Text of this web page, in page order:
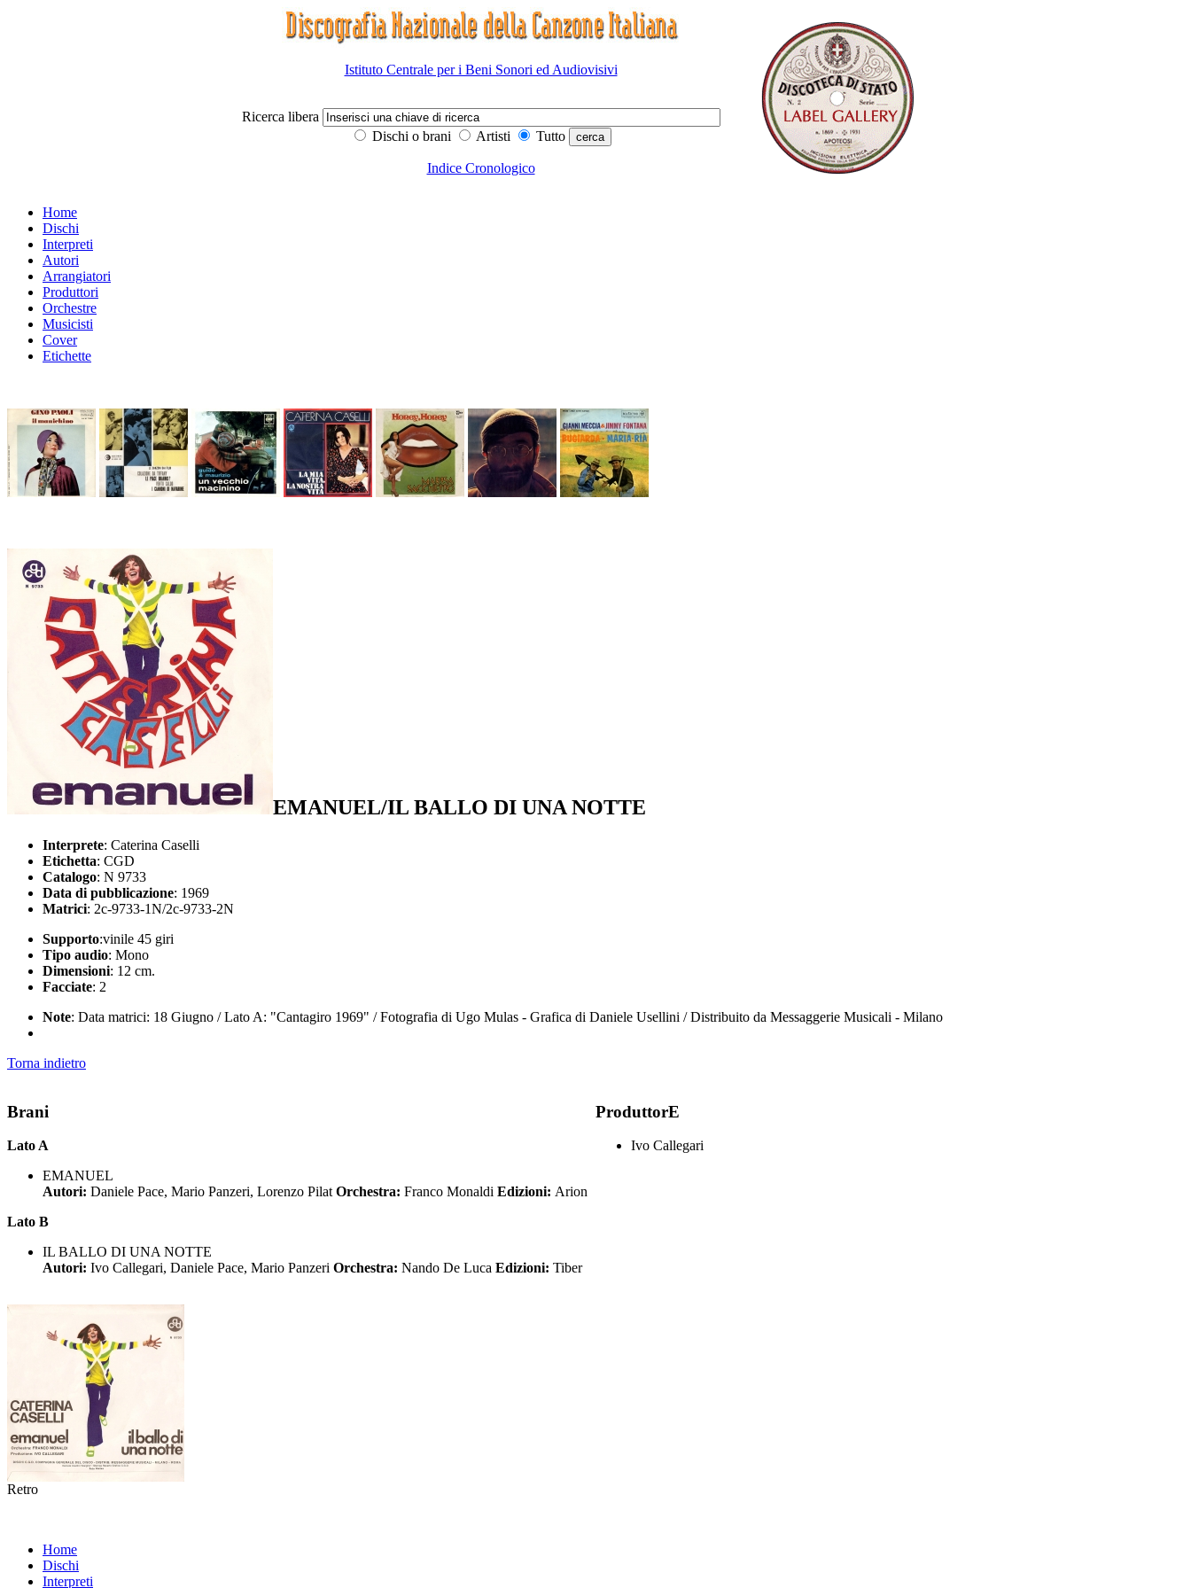
Istituto Centrale per i Beni Sonori ed Audiovisivi
Ricerca libera
Dischi o brani
Artisti Tutto
Indice Cronologico
Home
Dischi
Interpreti
Autori
Arrangiatori
Produttori
Orchestre
Musicisti
Cover
Etichette
EMANUEL/IL BALLO DI UNA NOTTE
Interprete: Caterina Caselli
Etichetta: CGD
Catalogo: N 9733
Data di pubblicazione: 1969
Matrici: 2c-9733-1N/2c-9733-2N
Supporto:vinile 45 giri
Tipo audio: Mono
Dimensioni: 12 cm.
Facciate: 2
Note: Data matrici: 18 Giugno / Lato A: "Cantagiro 1969" / Fotografia di Ugo Mulas - Grafica di Daniele Usellini / Distribuito da Messaggerie Musicali - Milano
Torna indietro
Brani
Lato A
EMANUEL
Autori: Daniele Pace, Mario Panzeri, Lorenzo Pilat Orchestra: Franco Monaldi Edizioni: Arion
Lato B
IL BALLO DI UNA NOTTE
Autori: Ivo Callegari, Daniele Pace, Mario Panzeri Orchestra: Nando De Luca Edizioni: Tiber
ProduttorE
Ivo Callegari
Retro
Home
Dischi
Interpreti